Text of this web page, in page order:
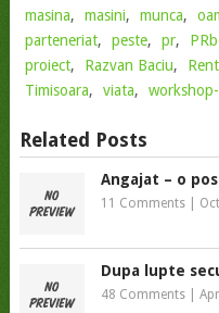
masina, masini, munca,
parteneriat, peste, pr,
proiect, Razvan Baciu, Rent
Timisoara, viata,
Related Posts
Angajat – o
11 Comments|
Dupa lupte
48 Comments|